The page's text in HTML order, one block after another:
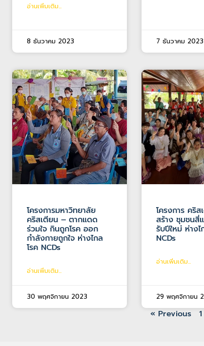
อ่านเพิ่มเติม...
8 ธันวาคม 2023 7 ธันวาคม 2023
โครงการมหาวิทยาลัย
คริสเตียน – ตากแดด
ร่วมใจ กินถูกโรค ออก
กำลังกายถูกใจ ห่างไกล
โรค NCDs
อ่านเพิ่มเติม...
30 พฤศจิกายน 2023
โครงการ คริ
สร้าง ชุมชนสี่
รับปีใหม่ ห่างไ
NCDs
อ่านเพิ่มเติม...
29 พฤศจิกายน
« Previous 1